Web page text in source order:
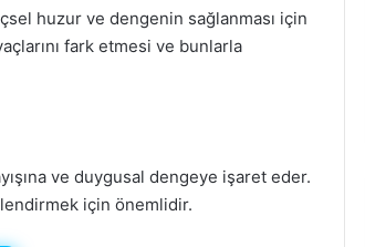
huzur ve dengenin sağlanması için
fark etmesi ve bunlarla
ve duygusal dengeye işaret eder.
için önemlidir.